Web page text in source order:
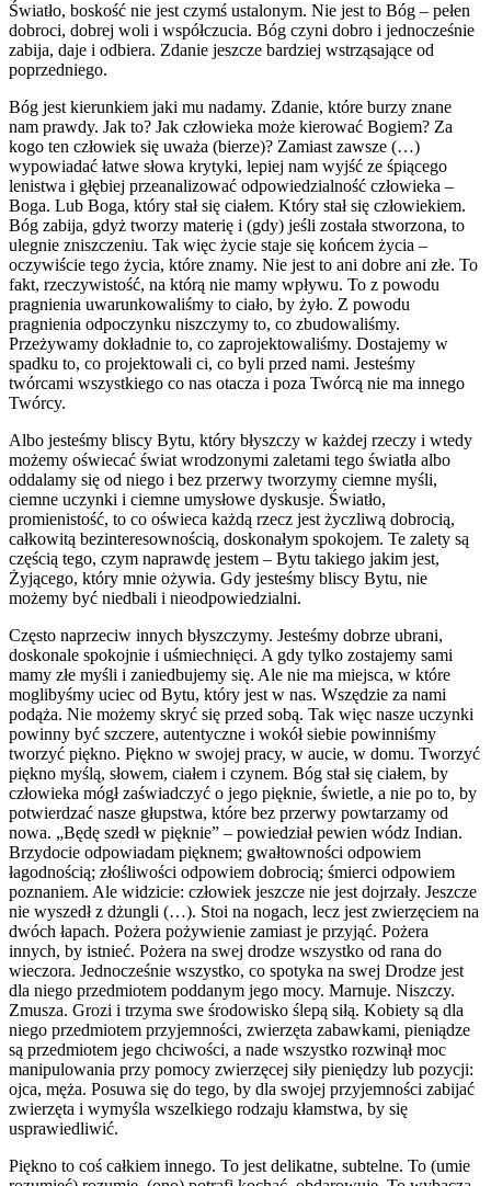
Światło, boskość nie jest czymś ustalonym. Nie jest to Bóg – pełen
dobroci, dobrej woli i współczucia. Bóg czyni dobro i jednocześnie
zabija, daje i odbiera. Zdanie jeszcze bardziej wstrząsające od
poprzedniego.
Bóg jest kierunkiem jaki mu nadamy. Zdanie, które burzy znane
nam prawdy. Jak to? Jak człowieka może kierować Bogiem? Za
kogo ten człowiek się uważa (bierze)? Zamiast zawsze (…)
wypowiadać łatwe słowa krytyki, lepiej nam wyjść ze śpiącego
lenistwa i głębiej przeanalizować odpowiedzialność człowieka –
Boga. Lub Boga, który stał się ciałem. Który stał się człowiekiem.
Bóg zabija, gdyż tworzy materię i (gdy) jeśli została stworzona, to
ulegnie zniszczeniu. Tak więc życie staje się końcem życia –
oczywiście tego życia, które znamy. Nie jest to ani dobre ani złe. To
fakt, rzeczywistość, na którą nie mamy wpływu. To z powodu
pragnienia uwarunkowaliśmy to ciało, by żyło. Z powodu
pragnienia odpoczynku niszczymy to, co zbudowaliśmy.
Przeżywamy dokładnie to, co zaprojektowaliśmy. Dostajemy w
spadku to, co projektowali ci, co byli przed nami. Jesteśmy
twórcami wszystkiego co nas otacza i poza Twórcą nie ma innego
Twórcy.
Albo jesteśmy bliscy Bytu, który błyszczy w każdej rzeczy i wtedy
możemy oświecać świat wrodzonymi zaletami tego światła albo
oddalamy się od niego i bez przerwy tworzymy ciemne myśli,
ciemne uczynki i ciemne umysłowe dyskusje. Światło,
promienistość, to co oświeca każdą rzecz jest życzliwą dobrocią,
całkowitą bezinteresownością, doskonałym spokojem. Te zalety są
częścią tego, czym naprawdę jestem – Bytu takiego jakim jest,
Żyjącego, który mnie ożywia. Gdy jesteśmy bliscy Bytu, nie
możemy być niedbali i nieodpowiedzialni.
Często naprzeciw innych błyszczymy. Jesteśmy dobrze ubrani,
doskonale spokojnie i uśmiechnięci. A gdy tylko zostajemy sami
mamy złe myśli i zaniedbujemy się. Ale nie ma miejsca, w które
moglibyśmy uciec od Bytu, który jest w nas. Wszędzie za nami
podąża. Nie możemy skryć się przed sobą. Tak więc nasze uczynki
powinny być szczere, autentyczne i wokół siebie powinniśmy
tworzyć piękno. Piękno w swojej pracy, w aucie, w domu. Tworzyć
piękno myślą, słowem, ciałem i czynem. Bóg stał się ciałem, by
człowieka mógł zaświadczyć o jego pięknie, świetle, a nie po to, by
potwierdzać nasze głupstwa, które bez przerwy powtarzamy od
nowa. „Będę szedł w pięknie” – powiedział pewien wódz Indian.
Brzydocie odpowiadam pięknem; gwałtowności odpowiem
łagodnością; złośliwości odpowiem dobrocią; śmierci odpowiem
poznaniem. Ale widzicie: człowiek jeszcze nie jest dojrzały. Jeszcze
nie wyszedł z dżungli (…). Stoi na nogach, lecz jest zwierzęciem na
dwóch łapach. Pożera pożywienie zamiast je przyjąć. Pożera
innych, by istnieć. Pożera na swej drodze wszystko od rana do
wieczora. Jednocześnie wszystko, co spotyka na swej Drodze jest
dla niego przedmiotem poddanym jego mocy. Marnuje. Niszczy.
Zmusza. Grozi i trzyma swe środowisko ślepą siłą. Kobiety są dla
niego przedmiotem przyjemności, zwierzęta zabawkami, pieniądze
są przedmiotem jego chciwości, a nade wszystko rozwinął moc
manipulowania przy pomocy zwierzęcej siły pieniędzy lub pozycji:
ojca, męża. Posuwa się do tego, by dla swojej przyjemności zabijać
zwierzęta i wymyśla wszelkiego rodzaju kłamstwa, by się
usprawiedliwić.
Piękno to coś całkiem innego. To jest delikatne, subtelne. To (umie